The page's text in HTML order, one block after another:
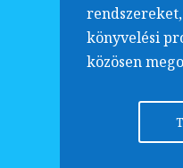
könyvelési
közösen